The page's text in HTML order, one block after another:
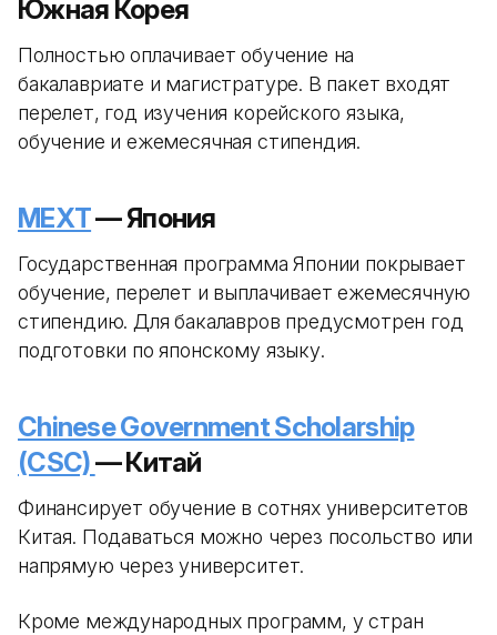
Южная Корея
Полностью оплачивает обучение на
бакалавриате и магистратуре. В пакет входят
перелет, год изучения корейского языка,
обучение и ежемесячная стипендия.
MEXT— Япония
Государственная программа Японии покрывает
обучение, перелет и выплачивает ежемесячную
стипендию. Для бакалавров предусмотрен год
подготовки по японскому языку.
Chinese Government Scholarship
(CSC)— Китай
Финансирует обучение в сотнях университетов
Китая. Подаваться можно через посольство или
напрямую через университет.
Кроме международных программ, у стран